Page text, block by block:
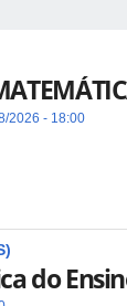
2026 - 18:00
do